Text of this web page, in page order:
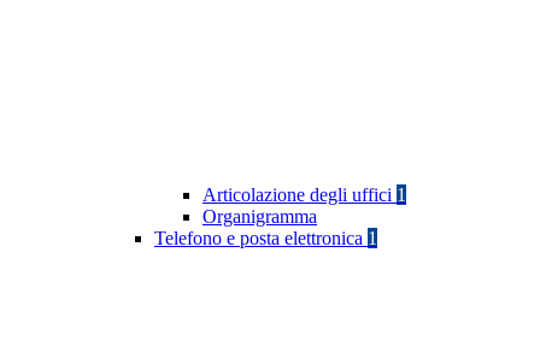
Articolazione degli uffici 1
Organigramma
Telefono e posta elettronica 1